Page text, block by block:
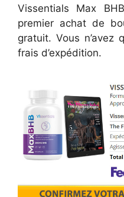
Vissentials Max
premier achat de
gratuit. Vous n’avez
frais d’expédition.